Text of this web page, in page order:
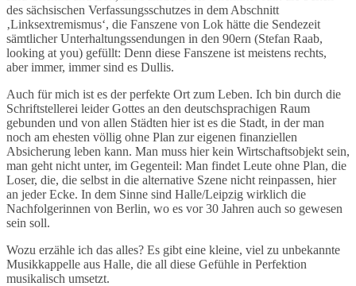
des sächsischen Verfassungsschutzes in dem Abschnitt
‚Linksextremismus‘, die Fanszene von Lok hätte die Sendezeit
sämtlicher Unterhaltungssendungen in den 90ern (Stefan Raab,
looking at you) gefüllt: Denn diese Fanszene ist meistens rechts,
aber immer, immer sind es Dullis.
Auch für mich ist es der perfekte Ort zum Leben. Ich bin durch die
Schriftstellerei leider Gottes an den deutschsprachigen Raum
gebunden und von allen Städten hier ist es die Stadt, in der man
noch am ehesten völlig ohne Plan zur eigenen finanziellen
Absicherung leben kann. Man muss hier kein Wirtschaftsobjekt sein,
man geht nicht unter, im Gegenteil: Man findet Leute ohne Plan, die
Loser, die, die selbst in die alternative Szene nicht reinpassen, hier
an jeder Ecke. In dem Sinne sind Halle/Leipzig wirklich die
Nachfolgerinnen von Berlin, wo es vor 30 Jahren auch so gewesen
sein soll.
Wozu erzähle ich das alles? Es gibt eine kleine, viel zu unbekannte
Musikkappelle aus Halle, die all diese Gefühle in Perfektion
musikalisch umsetzt.